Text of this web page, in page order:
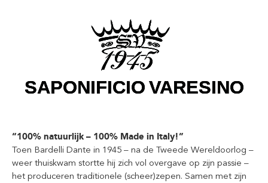
“100% natuurlijk – 100% Made in Italy!”
Toen Bardelli Dante in 1945 – na de Tweede Wereldoorlog –
weer thuiskwam stortte hij zich vol overgave op zijn passie –
het produceren traditionele (scheer)zepen. Samen met zijn